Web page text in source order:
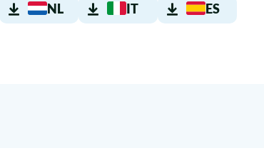
NL IT
ES